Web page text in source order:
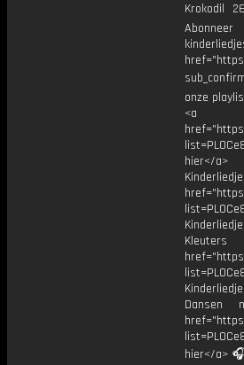
Krokodil
onze
<a
hier</a>
Kleuters
Dansen
hier</a>